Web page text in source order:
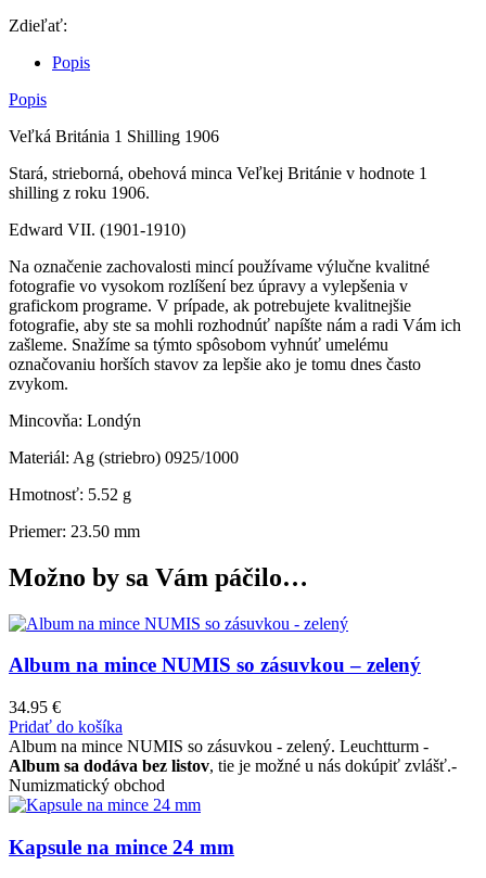
Zdieľať:
Popis
Popis
Veľká Británia 1 Shilling 1906
Stará, strieborná, obehová minca Veľkej Británie v hodnote 1
shilling z roku 1906.
Edward VII. (1901-1910)
Na označenie zachovalosti mincí používame výlučne kvalitné
fotografie vo vysokom rozlíšení bez úpravy a vylepšenia v
grafickom programe. V prípade, ak potrebujete kvalitnejšie
fotografie, aby ste sa mohli rozhodnúť napíšte nám a radi Vám ich
zašleme. Snažíme sa týmto spôsobom vyhnúť umelému
označovaniu horších stavov za lepšie ako je tomu dnes často
zvykom.
Mincovňa: Londýn
Materiál: Ag (striebro) 0925/1000
Hmotnosť: 5.52 g
Priemer: 23.50 mm
Možno by sa Vám páčilo…
Album na mince NUMIS so zásuvkou – zelený
34.95 €
Pridať do košíka
Album na mince NUMIS so zásuvkou - zelený. Leuchtturm -
Album sa dodáva bez listov, tie je možné u nás dokúpiť zvlášť.-
Numizmatický obchod
Kapsule na mince 24 mm